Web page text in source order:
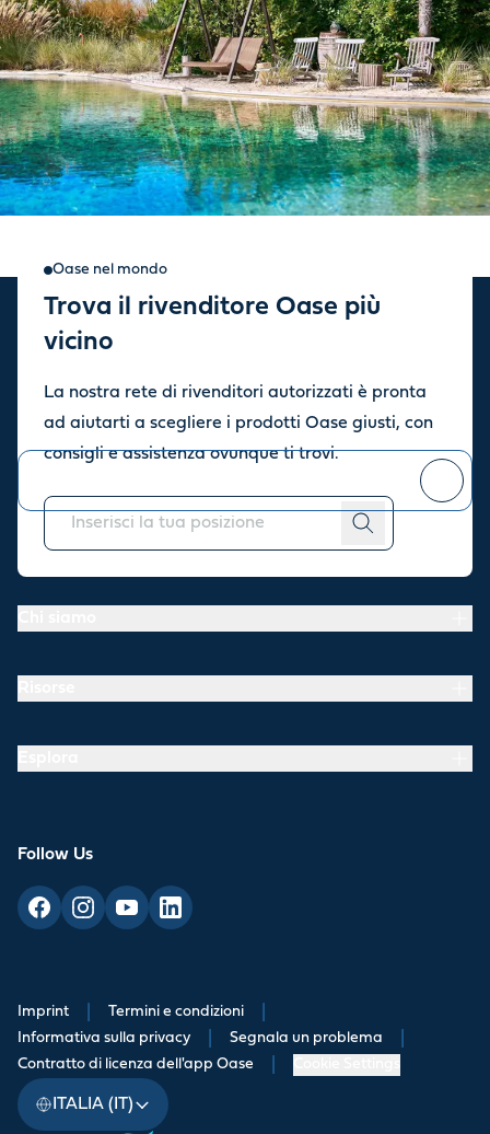
Oase nel mondo
Trova il rivenditore Oase più
vicino
La nostra rete di rivenditori autorizzati è pronta
ad aiutarti a scegliere i prodotti Oase giusti, con
consigli e assistenza ovunque ti trovi.
Iscriviti alla nostra
Ricevi aggiornamenti sulle ultime novità e offerte dal nostro
annullare l'iscrizione in qualsiasi momento.
Follow Us
Imprint Termini e condizioni
Informativa sulla privacy Segnala un problema
Contratto di licenza dell'app Oase
ITALIA (IT)